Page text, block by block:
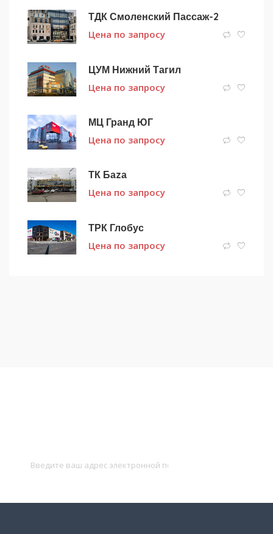
ТДК Смоленский Пассаж-2
Цена по запросу
ЦУМ Нижний Тагил
Цена по запросу
МЦ Гранд ЮГ
Цена по запросу
ТК Баzа
Цена по запросу
ТРК Глобус
Цена по запросу